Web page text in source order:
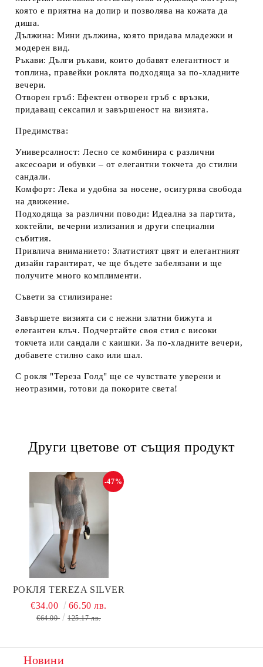
която е приятна на допир и позволява на кожата да
диша.
Дължина: Мини дължина, която придава младежки и
модерен вид.
Ръкави: Дълги ръкави, които добавят елегантност и
топлина, правейки роклята подходяща за по-хладните
вечери.
Отворен гръб: Ефектен отворен гръб с връзки,
придаващ сексапил и завършеност на визията.
Предимства:
Универсалност: Лесно се комбинира с различни
аксесоари и обувки – от елегантни токчета до стилни
сандали.
Комфорт: Лека и удобна за носене, осигурява свобода
на движение.
Подходяща за различни поводи: Идеална за партита,
коктейли, вечерни излизания и други специални
събития.
Привлича вниманието: Златистият цвят и елегантният
дизайн гарантират, че ще бъдете забелязани и ще
получите много комплименти.
Съвети за стилизиране:
Завършете визията си с нежни златни бижута и
елегантен клъч. Подчертайте своя стил с високи
токчета или сандали с каишки. За по-хладните вечери,
добавете стилно сако или шал.
С рокля "Тереза Голд" ще се чувствате уверени и
неотразими, готови да покорите света!
Други цветове от същия продукт
РОКЛЯ TEREZA SILVER
-47%
€34.00 66.50 лв.
€64.00 125.17 лв.
Новини